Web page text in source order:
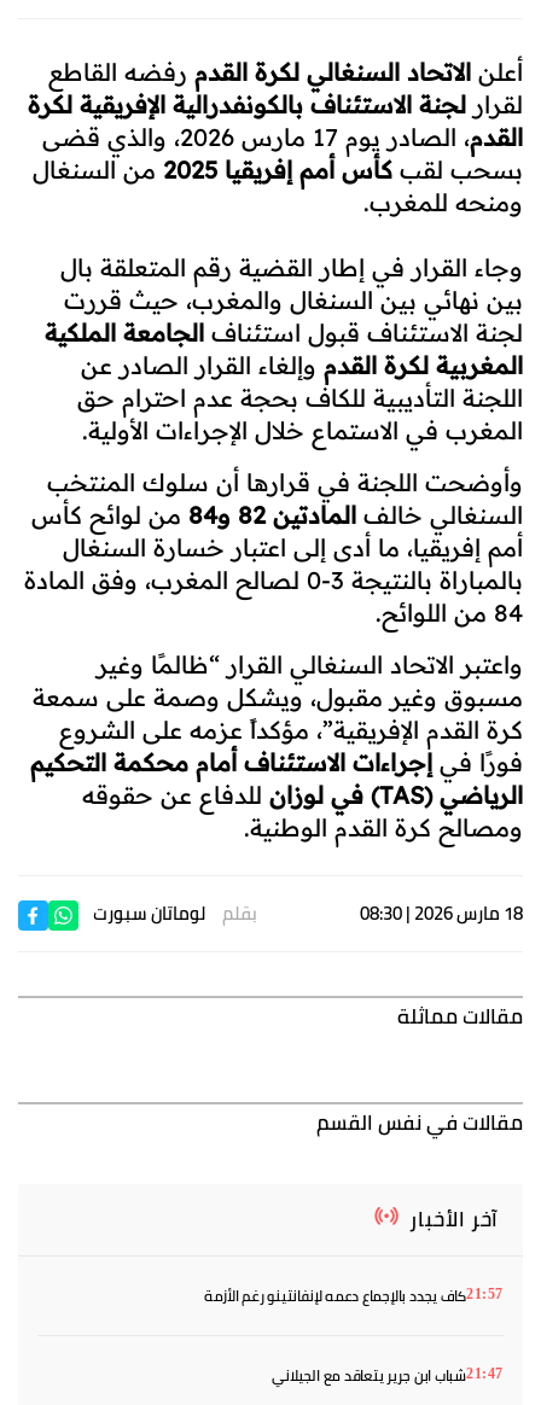
أعلن الاتحاد السنغالي لكرة القدم رفضه القاطع
لقرار لجنة الاستئناف بالكونفدرالية الإفريقية لكرة
القدم
، الصادر يوم 17 مارس 2026، والذي قضى
بسحب لقب كأس أمم إفريقيا 2025
من السنغال
ومنحه للمغرب.
وجاء القرار في إطار القضية رقم المتعلقة بال
بين نهائي بين السنغال والمغرب، حيث قررت
لجنة الاستئناف قبول استئناف الجامعة الملكية
المغربية لكرة القدم وإلغاء القرار الصادر عن
اللجنة التأديبية للكاف بحجة عدم احترام حق
المغرب في الاستماع خلال الإجراءات الأولية.
وأوضحت اللجنة في قرارها أن سلوك المنتخب
السنغالي خالف المادتين 82 و84
من لوائح كأس
أمم إفريقيا، ما أدى إلى اعتبار خسارة السنغال
بالمباراة بالنتيجة 3-0 لصالح المغرب، وفق المادة
84 من اللوائح.
واعتبر الاتحاد السنغالي القرار “ظالمًا وغير
مسبوق وغير مقبول، ويشكل وصمة على سمعة
كرة القدم الإفريقية”، مؤكداً عزمه على الشروع
فورًا في إجراءات الاستئناف أمام محكمة التحكيم
الرياضي (TAS) في لوزان
للدفاع عن حقوقه
ومصالح كرة القدم الوطنية.
18 مارس 2026 | 08:30 بقلم لوماتان سبورت
مقالات مماثلة
مقالات في نفس القسم
آخر الأخبار
21:57كاف يجدد بالإجماع دعمه لإنفانتينو رغم الأزمة
21:47شباب ابن جرير يتعاقد مع الجيلاني